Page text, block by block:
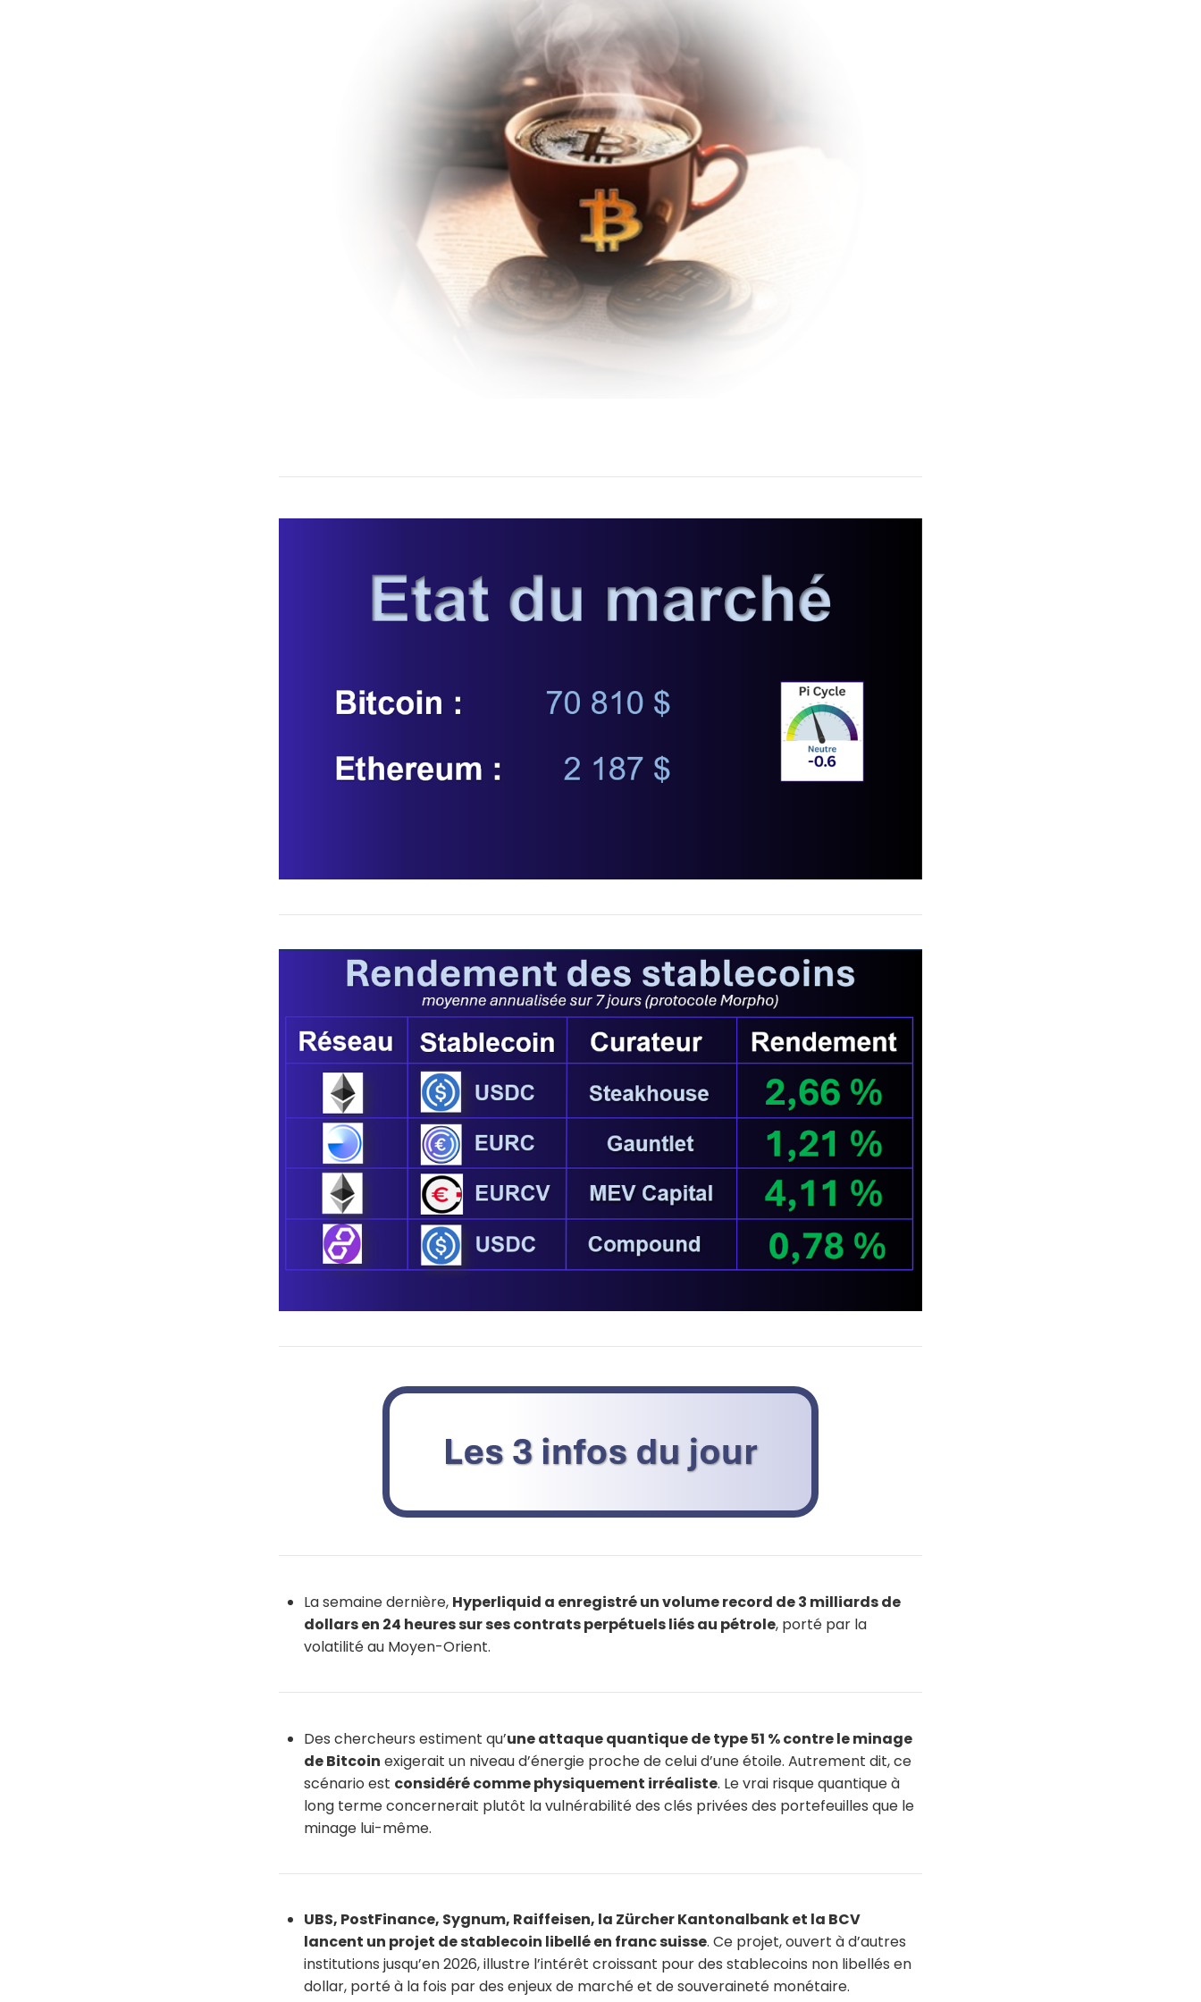
La semaine dernière, Hyperliquid a enregistré un volume record de 3 milliards de
dollars en 24 heures sur ses contrats perpétuels liés au pétrole, porté par la
volatilité au Moyen-Orient.
Des chercheurs estiment qu’une attaque quantique de type 51 % contre le minage
de Bitcoin exigerait un niveau d’énergie proche de celui d’une étoile. Autrement dit, ce
scénario est considéré comme physiquement irréaliste. Le vrai risque quantique à
long terme concernerait plutôt la vulnérabilité des clés privées des portefeuilles que le
minage lui-même.
UBS, PostFinance, Sygnum, Raiffeisen, la Zürcher Kantonalbank et la BCV
lancent un projet de stablecoin libellé en franc suisse. Ce projet, ouvert à d’autres
institutions jusqu’en 2026, illustre l’intérêt croissant pour des stablecoins non libellés en
dollar, porté à la fois par des enjeux de marché et de souveraineté monétaire.